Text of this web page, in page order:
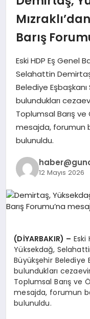
BÜLTEN
GÜNDEM
SPOR
YURT
Barış
Eski HDP Eş Genel
Selahattin
Belediye Eşbaşkanı
bulundukları
Toplumsal Barış
mesajda, forumun
bulunuldu.
12 Mayıs 2026
(DİYARBAKIR) – Eski
Yüksekdağ,
Büyükşehir Belediye
bulundukları
Toplumsal Barış ve
mesajda, forumun
bulunuldu.